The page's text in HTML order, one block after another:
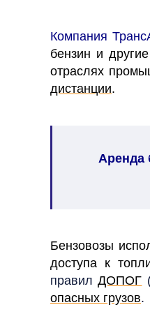
Компания
бензин и
отраслях
дистанции.
Аренда
Бензовозы
доступа к
правилДОПОГ
опасных грузов.